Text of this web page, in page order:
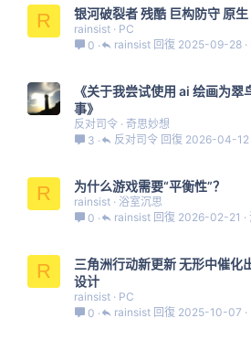
R 银河破裂者 残酷 巨构防守 原生
rainsist
PC
0
2025-09-28
rainsist
《关于我尝试使用 ai 绘画为
事》
反对司令 奇思妙想
3
2026-04-12
反对司令
R 为什么游戏需要“平衡性”？
rainsist
浴室沉思
0
2026-02-21
rainsist
R
三角洲行动新更新 无形中催化
设计
rainsist
PC
0
2025-10-07
rainsist